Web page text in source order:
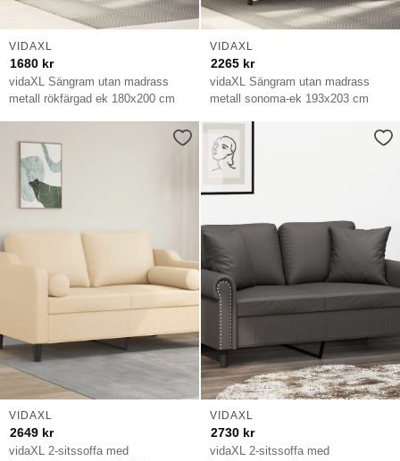
vidaXL Sängram utan madrass
metall rökfärgad ek 180x200 cm
VIDAXL
1680 kr
vidaXL Sängram utan madrass
metall sonoma-ek 193x203 cm
VIDAXL
2265 kr
vidaXL 2-sitssoffa med
VIDAXL
2649 kr
vidaXL 2-sitssoffa med
VIDAXL
2730 kr